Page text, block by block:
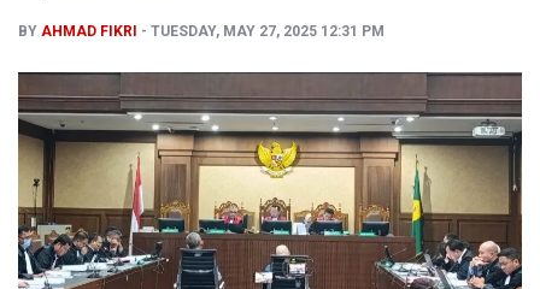
BY AHMAD FIKRI TUESDAY, MAY 27, 2025 12:31 PM